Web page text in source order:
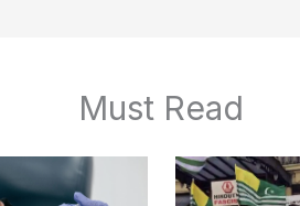
Must Read